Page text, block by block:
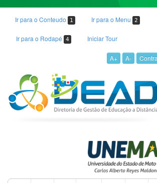
Ir para o Conteudo 1 Ir para o Menu 2
Ir para o Rodapé 4 Iniciar Tour
A+ A-